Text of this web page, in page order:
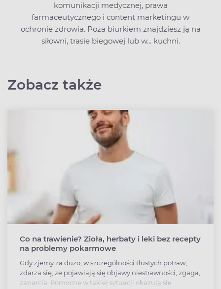
komunikacji medycznej, prawa
farmaceutycznego i content marketingu w
ochronie zdrowia. Poza biurkiem znajdziesz ją na
siłowni, trasie biegowej lub w... kuchni.
Zobacz także
Co na trawienie? Zioła, herbaty i leki bez recepty
na problemy pokarmowe
Gdy zjemy za dużo, w szczególności tłustych potraw,
zdarza się, że pojawiają się objawy niestrawności, zgaga,
zaparcia. Pomocne w takiej sytuacji okazują się